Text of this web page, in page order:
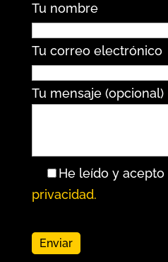
Tu nombre
Tu correo electrónico
Tu mensaje (opcional)
He leído y acepto
privacidad.